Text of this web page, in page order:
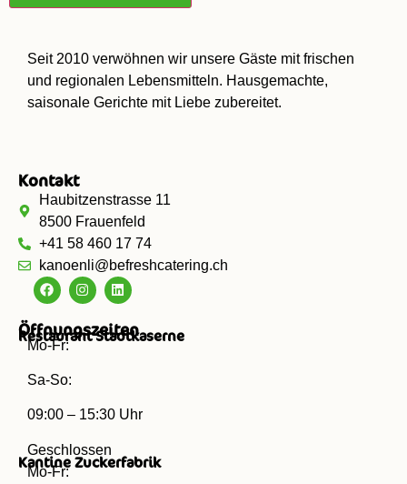
Seit 2010 verwöhnen wir unsere Gäste mit frischen
und regionalen Lebensmitteln. Hausgemachte,
saisonale Gerichte mit Liebe zubereitet.
Kontakt
Haubitzenstrasse 11
8500 Frauenfeld
+41 58 460 17 74
kanoenli@befreshcatering.ch
Öffnungszeiten
Restaurant Stadtkaserne
Mo-Fr:
Sa-So:
09:00 – 15:30 Uhr
Geschlossen
Kantine Zuckerfabrik
Mo-Fr: